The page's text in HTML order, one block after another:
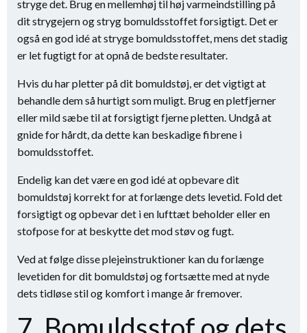
stryge det. Brug en mellemhøj til høj varmeindstilling på
dit strygejern og stryg bomuldsstoffet forsigtigt. Det er
også en god idé at stryge bomuldsstoffet, mens det stadig
er let fugtigt for at opnå de bedste resultater.
Hvis du har pletter på dit bomuldstøj, er det vigtigt at
behandle dem så hurtigt som muligt. Brug en pletfjerner
eller mild sæbe til at forsigtigt fjerne pletten. Undgå at
gnide for hårdt, da dette kan beskadige fibrene i
bomuldsstoffet.
Endelig kan det være en god idé at opbevare dit
bomuldstøj korrekt for at forlænge dets levetid. Fold det
forsigtigt og opbevar det i en lufttæt beholder eller en
stofpose for at beskytte det mod støv og fugt.
Ved at følge disse plejeinstruktioner kan du forlænge
levetiden for dit bomuldstøj og fortsætte med at nyde
dets tidløse stil og komfort i mange år fremover.